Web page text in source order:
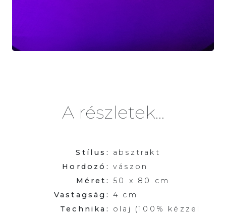
A részletek...
Stílus: absztrakt
Hordozó: vászon
Méret: 50 x 80 cm
Vastagság: 4 cm
Technika: olaj (100% kézzel